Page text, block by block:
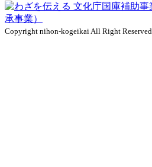
Copyright nihon-kogeikai All Right Reserved.